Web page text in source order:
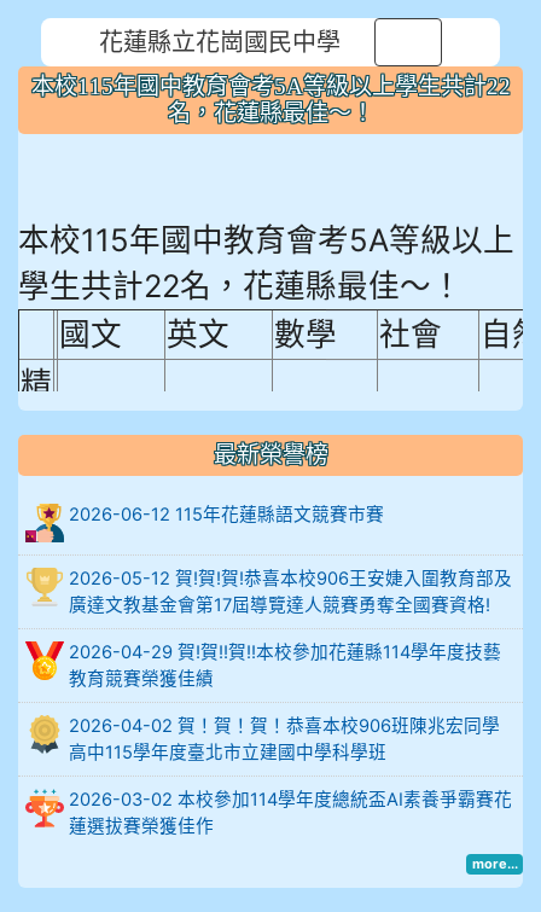
花蓮縣立花崗國民中學
本校115年國中教育會考5A等級以上學生共計22
名，花蓮縣最佳～！
本校115年國中教育會考5A等級以上
學生共計22名，花蓮縣最佳～！
國文
英文 數學 社會
自
精
熟
程
度
比
例
906陳兆宏 5A10+ 作文5
912余 嘉 5A10+
914謝佩臻 5A10+
902蘇奕愷
903陳品帆
最新榮譽榜
2026-06-12 115年花蓮縣語文競賽市賽
2026-05-12 賀!賀!賀!恭喜本校906王安婕入圍教育部及
廣達文教基金會第17屆導覽達人競賽勇奪全國賽資格!
2026-04-29 賀!賀!!賀!!本校參加花蓮縣114學年度技藝
教育競賽榮獲佳績
2026-04-02 賀！賀！賀！恭喜本校906班陳兆宏同學
高中115學年度臺北市立建國中學科學班
2026-03-02 本校參加114學年度總統盃AI素養爭霸賽花
蓮選拔賽榮獲佳作
more...